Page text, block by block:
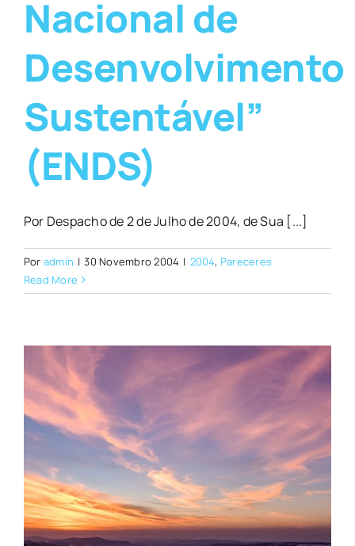
Nacional de
Desenvolvimento
Sustentável”
(ENDS)
Por Despacho de 2 de Julho de 2004, de Sua [...]
Por admin | 30 Novembro 2004 | 2004, Pareceres
Read More